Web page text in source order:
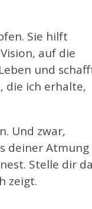
Sie hilft
auf die
und
die ich erhalte,
Und zwar,
deiner Atmung
Stelle dir
zeigt.